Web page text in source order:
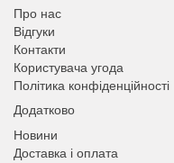
Про нас
Відгуки
Контакти
Користувача угода
Політика конфіденційності
Додатково
Новини
Доставка і оплата